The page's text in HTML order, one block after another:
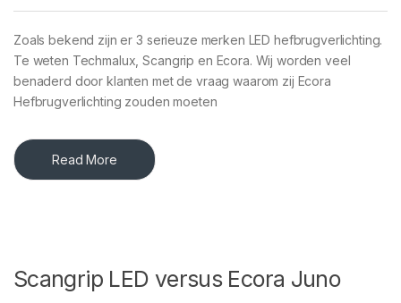
Zoals bekend zijn er 3 serieuze merken LED hefbrugverlichting.
Te weten Techmalux, Scangrip en Ecora. Wij worden veel
benaderd door klanten met de vraag waarom zij Ecora
Hefbrugverlichting zouden moeten
Read More
Scangrip LED versus Ecora Juno